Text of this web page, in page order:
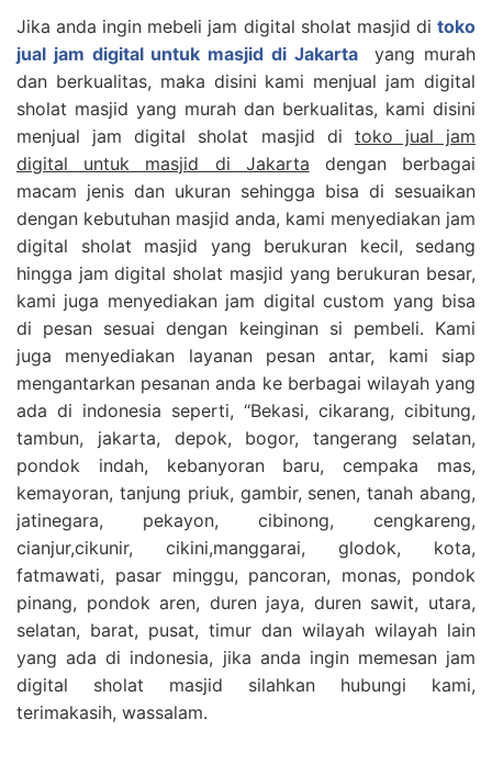
Jika anda ingin mebeli jam digital sholat masjid di toko
jual jam digital untuk masjid di Jakarta
yang murah
dan berkualitas, maka disini kami menjual jam digital
sholat masjid yang murah dan berkualitas, kami disini
menjual jam digital sholat masjid di toko jual jam
digital untuk masjid di Jakarta dengan berbagai
macam jenis dan ukuran sehingga bisa di sesuaikan
dengan kebutuhan masjid anda, kami menyediakan jam
digital sholat masjid yang berukuran kecil, sedang
hingga jam digital sholat masjid yang berukuran besar,
kami juga menyediakan jam digital custom yang bisa
di pesan sesuai dengan keinginan si pembeli. Kami
juga menyediakan layanan pesan antar, kami siap
mengantarkan pesanan anda ke berbagai wilayah yang
ada di indonesia seperti, “Bekasi, cikarang, cibitung,
tambun, jakarta, depok, bogor, tangerang selatan,
pondok indah, kebanyoran baru, cempaka mas,
kemayoran, tanjung priuk, gambir, senen, tanah abang,
jatinegara, pekayon, cibinong, cengkareng,
cianjur,cikunir, cikini,manggarai, glodok, kota,
fatmawati, pasar minggu, pancoran, monas, pondok
pinang, pondok aren, duren jaya, duren sawit, utara,
selatan, barat, pusat, timur dan wilayah wilayah lain
yang ada di indonesia, jika anda ingin memesan jam
digital sholat masjid silahkan hubungi kami,
terimakasih, wassalam.